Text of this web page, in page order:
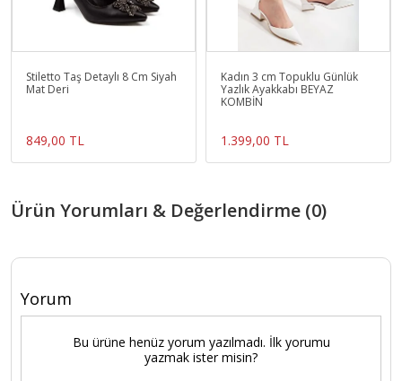
Stiletto Taş Detaylı 8 Cm Siyah
Mat Deri
849,00 TL
Kadın 3 cm Topuklu Günlük
Yazlık Ayakkabı BEYAZ
KOMBİN
1.399,00 TL
Ürün Yorumları & Değerlendirme (0)
Yorum
Bu ürüne henüz yorum yazılmadı. İlk yorumu
yazmak ister misin?